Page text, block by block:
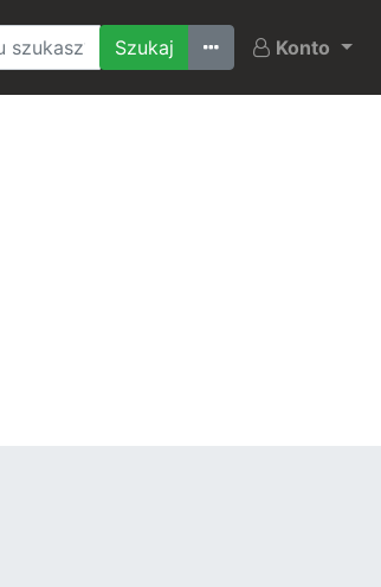
Ostatnio szukane
Konto